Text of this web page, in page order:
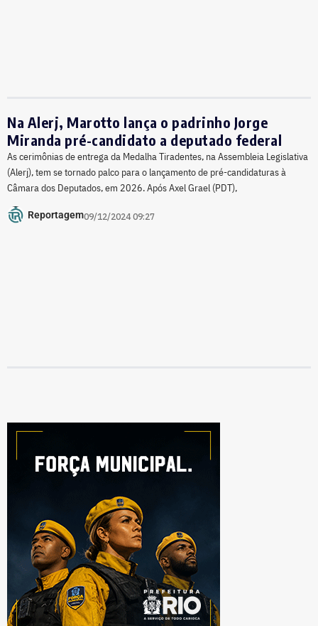
Na Alerj, Marotto lança o padrinho Jorge
Miranda pré-candidato a deputado federal
As cerimônias de entrega da Medalha Tiradentes, na Assembleia Legislativa
(Alerj), tem se tornado palco para o lançamento de pré-candidaturas à
Câmara dos Deputados, em 2026. Após Axel Grael (PDT),
Reportagem09/12/2024 09:27